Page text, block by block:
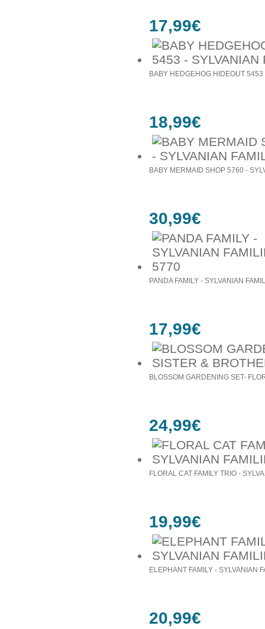
17,99€
BABY HEDGEHOG HIDEOUT
18,99€
BABY MERMAID SHOP 5760 -
30,99€
PANDA FAMILY - SYLVANIAN
17,99€
BLOSSOM GARDENING SET-
24,99€
FLORAL CAT FAMILY TRIO -
19,99€
ELEPHANT FAMILY - SYLVANIAN
20,99€